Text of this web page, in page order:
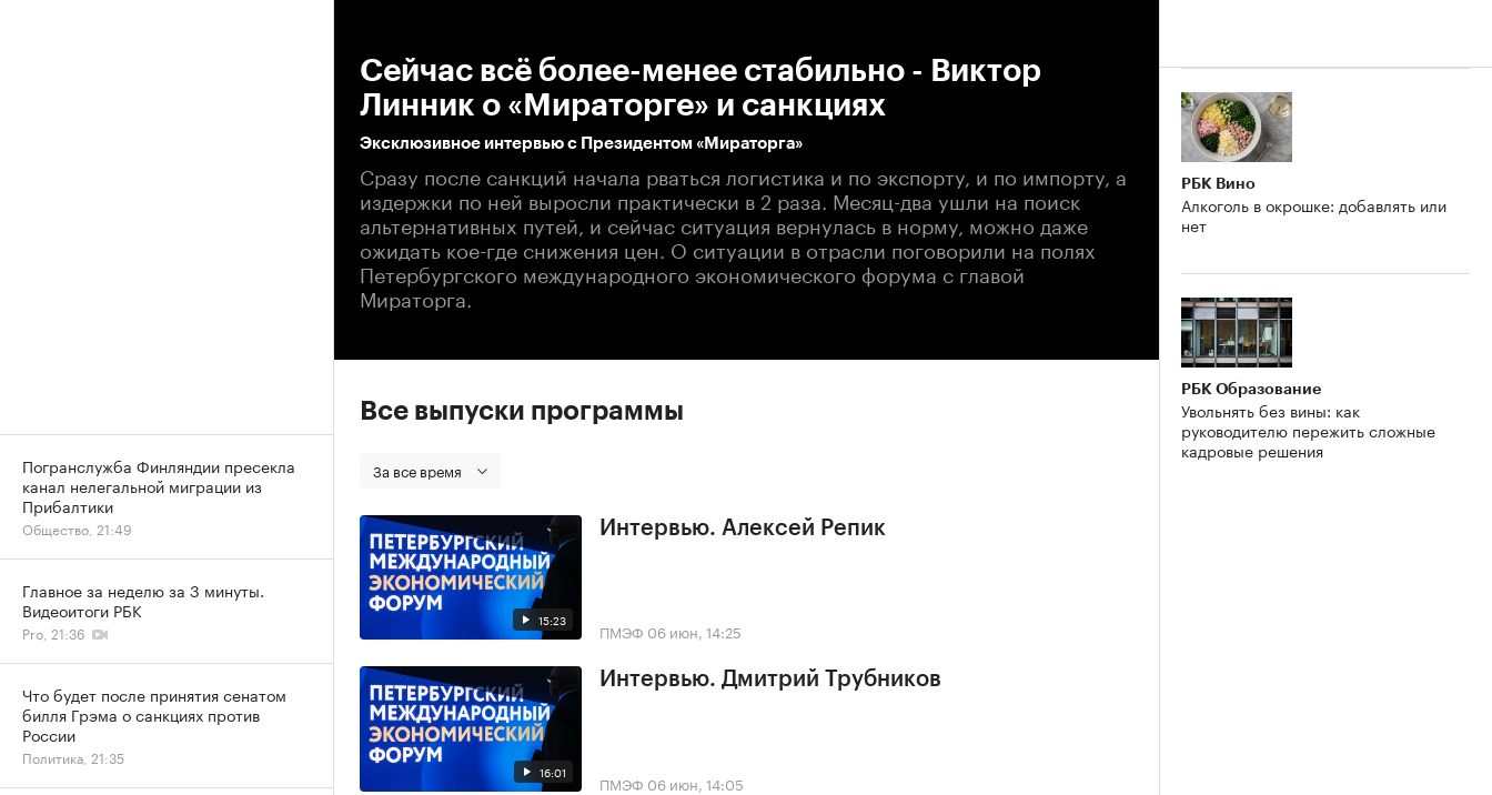
Сейчас всё более-менее стабильно - Виктор
Линник о «Мираторге» и санкциях
Эксклюзивное интервью с Президентом «Мираторга»
Сразу после санкций начала рваться логистика и по экспорту, и по импорту, а
издержки по ней выросли практически в 2 раза. Месяц-два ушли на поиск
альтернативных путей, и сейчас ситуация вернулась в норму, можно даже
ожидать кое-где снижения цен. О ситуации в отрасли поговорили на полях
Петербургского международного экономического форума с главой
Мираторга.
Все выпуски программы
За все время
15:23
Интервью. Алексей Репик
ПМЭФ 06 июн, 14:25
16:01
Интервью. Дмитрий Трубников
ПМЭФ 06 июн, 14:05
РБК Вино
Алкоголь в окрошке: добавлять или
нет
РБК Образование
Увольнять без вины: как
руководителю пережить сложные
кадровые решения
Погранслужба Финляндии пресекла
канал нелегальной миграции из
Прибалтики
Общество, 21:49
Главное за неделю за 3 минуты.
Видеоитоги РБК
Pro, 21:36
Что будет после принятия сенатом
билля Грэма о санкциях против
России
Политика, 21:35